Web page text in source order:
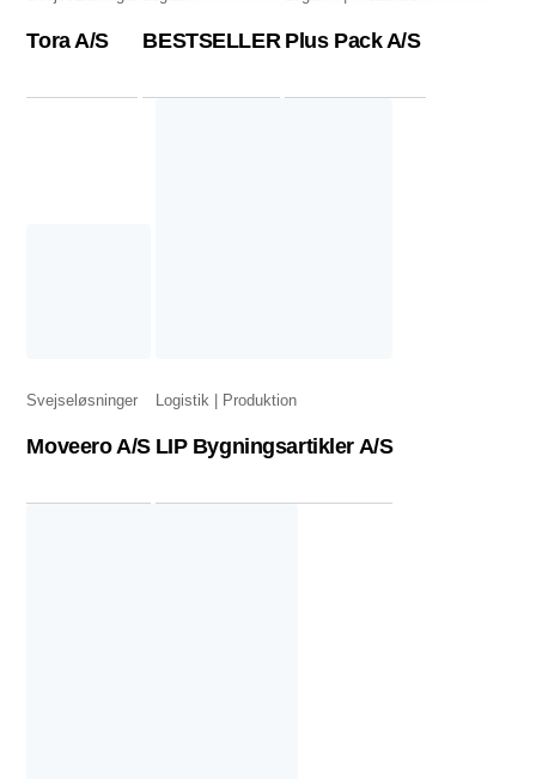
Tora A/S BESTSELLER Plus Pack A/S
Svejseløsninger
Moveero A/S
Logistik Produktion
LIP Bygningsartikler A/S